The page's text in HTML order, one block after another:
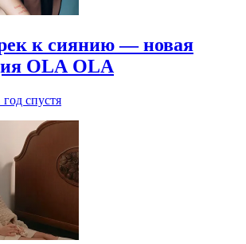
к сиянию — новая
OLA OLA
год спустя